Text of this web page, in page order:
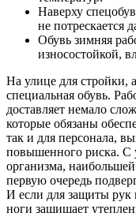
Наверху
не потрескается
Обувь зимняя
износостойкой,
На улице для стройки,
специальная обувь.
доставляет немало
которые обязаны
так и для персонала,
повышенного риска. С
организма,
первую очередь
И если для защиты рук
ноги защищает